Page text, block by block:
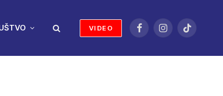
VIDEO
FacebookInstagramTikTok